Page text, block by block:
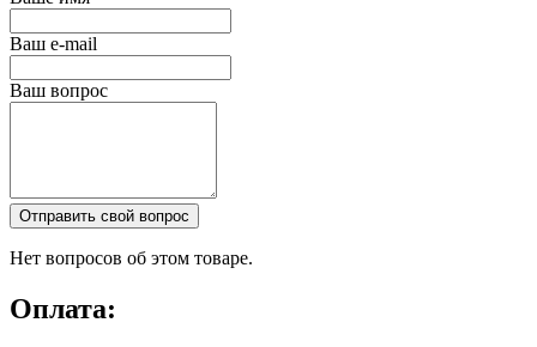
Ваш e-mail
Ваш вопрос
Отправить свой вопрос
Нет вопросов об этом товаре.
Оплата: